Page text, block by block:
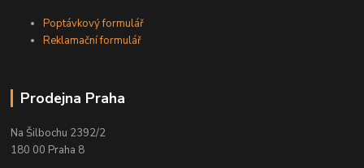
Poptávkový formulář
Reklamační formulář
Prodejna Praha
Na Šilbochu 2392/2
180 00 Praha 8